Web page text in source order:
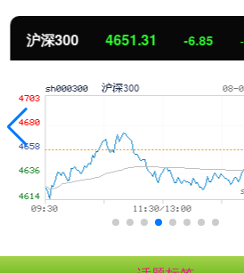
北证50 1122.88 3.42